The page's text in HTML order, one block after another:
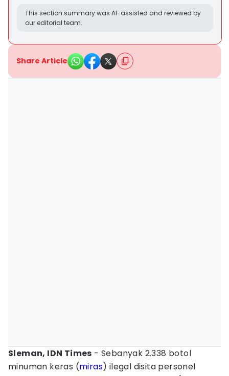
This section summary was AI-assisted and reviewed by
our editorial team.
Share Article
Sleman, IDN Times - Sebanyak 2.338 botol
minuman keras (miras) ilegal disita personel